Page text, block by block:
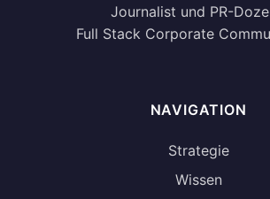
Journalist und PR-
Full Stack Corporate
NAVIGATION
Strategie
Wissen